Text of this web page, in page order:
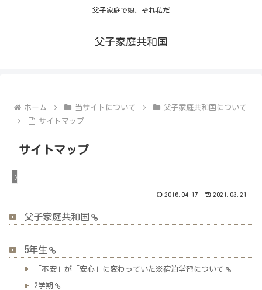
父子家庭で娘、それ私だ
父子家庭共和国
ホーム 当サイトについて
父子家庭共和国について
サイトマップ
サイトマップ
父子家庭共和国について
2016.04.17 2021.03.21
父子家庭共和国
5年生
「不安」が「安心」に変わっていた※宿泊学習について
2学期